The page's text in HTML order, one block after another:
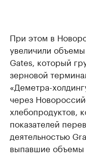
При этом в
увеличили
Gates, который
зерновой
«Деметра-
через
хлебопродуктов,
показателей
деятельностью
выпавшие